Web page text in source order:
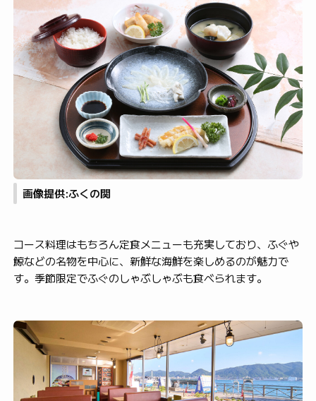
画像提供:ふくの関
コース料理はもちろん定食メニューも充実しており、ふぐや
鯨などの名物を中心に、新鮮な海鮮を楽しめるのが魅力で
す。季節限定でふぐのしゃぶしゃぶも食べられます。